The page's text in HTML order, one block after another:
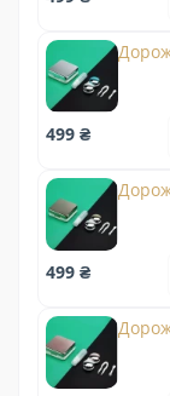
499 ₴
499 ₴